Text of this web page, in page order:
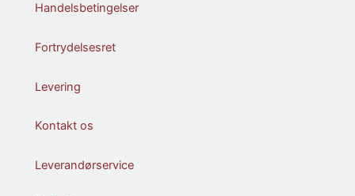
Handelsbetingelser
Fortrydelsesret
Levering
Kontakt os
Leverandørservice